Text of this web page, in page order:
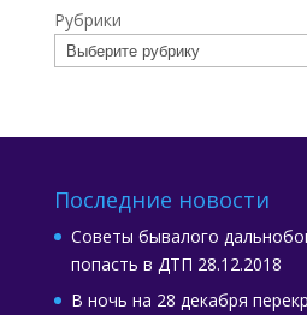
Рубрики
Последние новости
Советы бывалого
попасть в ДТП 28.12.2018
В ночь на 28 декабря